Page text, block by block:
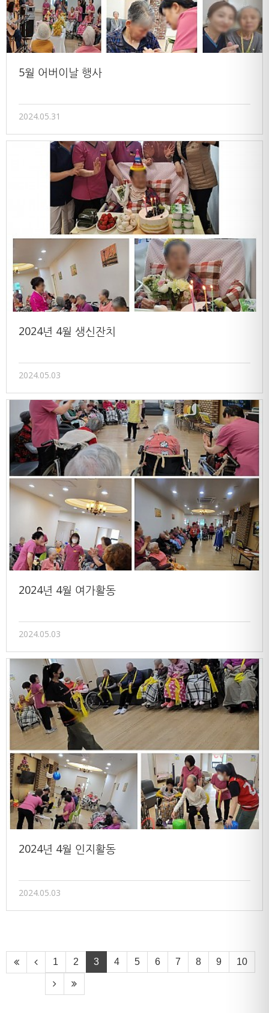
5월 어버이날 행사
2024.05.31
2024년 4월 생신잔치
2024.05.03
2024년 4월 여가활동
2024.05.03
2024년 4월 인지활동
2024.05.03
1 2 3 4 5 6 7 8 9 10